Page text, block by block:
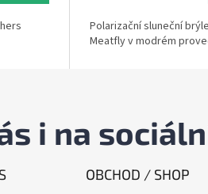
Polarizační sluneční
Meatfly v modrém
i na
OBCHOD / SHOP